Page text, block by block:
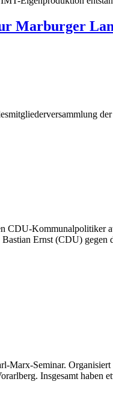
Marburger
Kommunalpolitiker
Ernst (CDU)
Marx-Seminar.
Insgesamt haben